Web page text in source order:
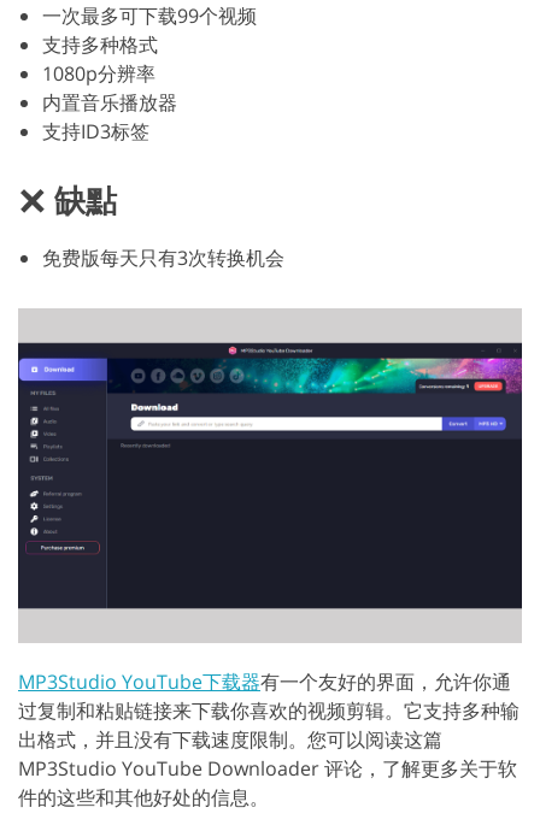
一次最多可下载99个视频
支持多种格式
1080p分辨率
内置音乐播放器
支持ID3标签
缺點
免费版每天只有3次转换机会
MP3Studio YouTube下载器有一个友好的界面，允许你通
过复制和粘贴链接来下载你喜欢的视频剪辑。它支持多种输
出格式，并且没有下载速度限制。您可以阅读这篇
MP3Studio YouTube Downloader 评论，了解更多关于软
件的这些和其他好处的信息。